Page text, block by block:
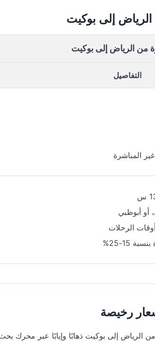
الرياض إلى بوكيت
من الرياض إلى بوكيت
التفاصيل
المباشرة
أو أبوظبي
الرحلات
25%
رخيصة
إلى بوكيت ذهابًا وإيابًا عبر محرك